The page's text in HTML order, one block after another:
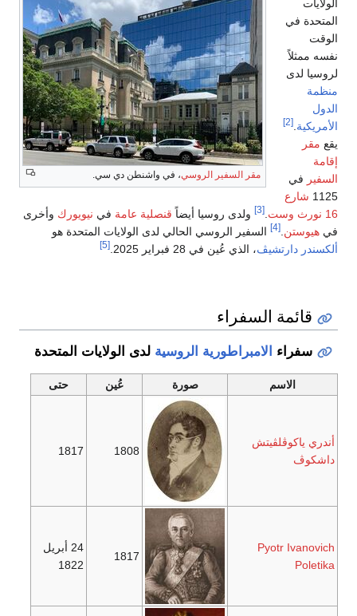
مقر السفير الروسي ، في واشنطن دي سي.
الولايات
المتحدة في
الوقت
نفسه ممثلاً
لروسيا لدى
منظمة
الدول
الأمريكية.
يقع مقر
إقامة
السفيرفي
1125
شارع
16 نورث وست
. ولدى روسيا أيضاً قنصلية عامةفي نيويوركوأخرى
في هيوستن.
السفير الروسي الحالي لدى الولايات المتحدة هو
ألكسندر دارتشيڤ ، الذي عُين في 28 فبراير 2025.
قائمة السفراء
سفراء الامبراطورية الروسيةلدى الولايات المتحدة
الاسم صورة عُين حتى
أندري ياكوڤلڤيتش
داشكوڤ
1808
1817
Pyotr Ivanovich
Poletika
1817
24 أبريل
1822